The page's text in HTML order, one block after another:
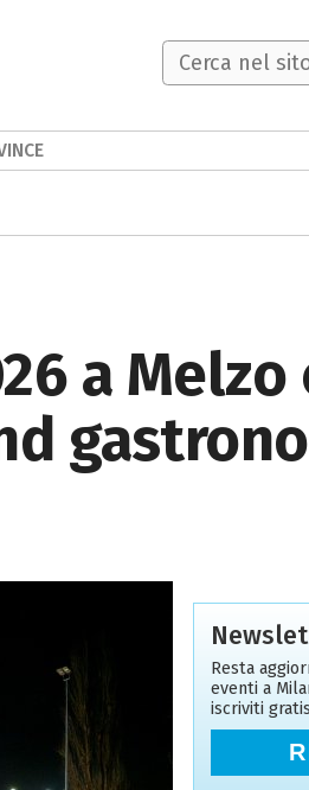
a Melzo
Resta
eventi a
iscriviti